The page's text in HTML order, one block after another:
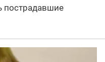
пострадавшие